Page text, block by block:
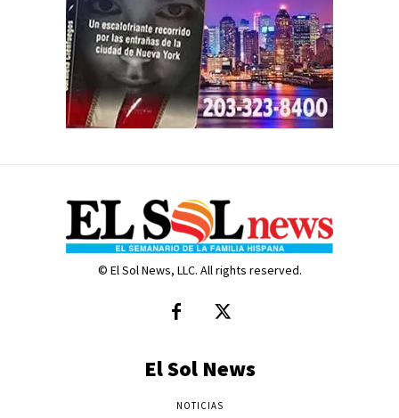
© El Sol News, LLC. All rights reserved.
El Sol News
NOTICIAS